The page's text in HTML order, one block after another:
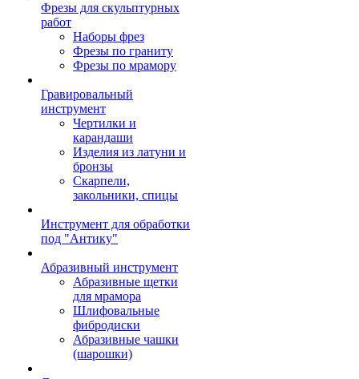
Фрезы для скульптурных
работ
Наборы фрез
Фрезы по граниту
Фрезы по мрамору
Гравировальный
инструмент
Чертилки и
карандаши
Изделия из латуни и
бронзы
Скарпели,
закольники, спицы
Инструмент для обработки
под "Антику"
Абразивный инструмент
Абразивные щетки
для мрамора
Шлифовальные
фибродиски
Абразивные чашки
(шарошки)